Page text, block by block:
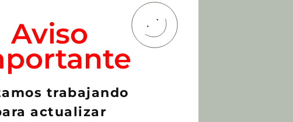
Aviso
trabajando
actualizar